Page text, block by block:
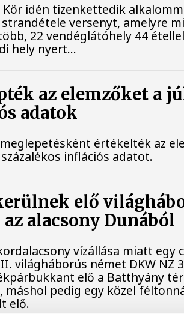
Kör idén tizenkettedik
strandétele versenyt, amelyre
22 vendéglátóhely 44
hely nyert...
az elemzőket a
adatok
értékelték az
inflációs adatot.
elő
alacsony Dunából
vízállása miatt egy
világháborús német DKW NZ
elő a Batthyány
máshol pedig egy közel
elő.